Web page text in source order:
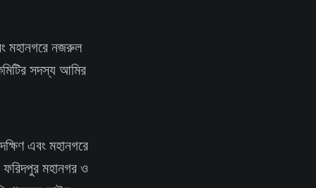
মহানগরে নজরুল
সদস্য আমির
এবং মহানগরে
ফরিদপুর মহানগর ও